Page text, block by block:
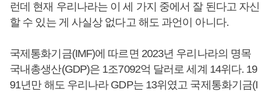
런데 현재 우리나라는 이 세 가지 중에서 잘 된다고 자신
할 수 있는 게 사실상 없다고 해도 과언이 아니다.
국제통화기금(IMF)에 따르면 2023년 우리나라의 명목
국내총생산(GDP)은 1조7092억 달러로 세계 14위다. 19
91년만 해도 우리나라 GDP는 13위였고 국제통화기금(I